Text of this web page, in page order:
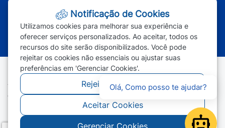
Atendimento - Segunda à Sexta | Das 7h às 11h e das 13h às 17h
(65) 3387-2800 | (65) 3387-2801
(65) 99963-1219
Todos os direitos reservados - Prefeitura Municipal de Campos
de Júlio - 2026
Notificação de Cookies
Utilizamos cookies para melhorar sua experiência e
oferecer serviços personalizados. Ao aceitar, todos os
recursos do site serão disponibilizados. Você pode
rejeitar os cookies não essenciais ou ajustar suas
preferências em 'Gerenciar Cookies'.
Rejeitar Cookies
Aceitar Cookies
Gerenciar Cookies
Olá, Como posso te ajudar?